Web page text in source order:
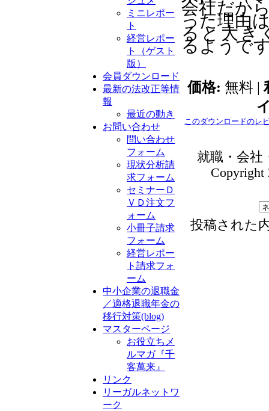
ミニレポー
ト
経営レポー
ト（ゲスト
版）
会員ダウンロード
最新の法改正等情
報
最近の動き
お問い合わせ
問い合わせ
フォーム
現状分析請
求フォーム
セミナーＤ
ＶＤ注文フ
ォーム
小冊子請求
フォーム
経営レポー
ト請求フォ
ーム
中小企業の退職金
／適格退職年金の
移行対策(blog)
マスターページ
お役立ちメ
ルマガ『千
客萬来』
リンク
リーガルネットワ
ーク
会社だか
った理由
ると大き
るようで
価格: 無料 |
このダウンロードのレ
就職・会社
Copyright
投稿された